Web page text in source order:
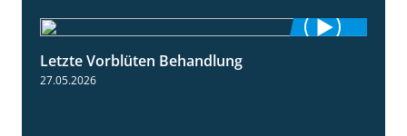
Letzte Vorblüten Behandlung
27.05.2026